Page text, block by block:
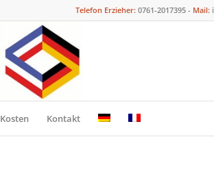
Telefon Erzieher: 0761-2017395 - Mail:
Kosten Kontakt